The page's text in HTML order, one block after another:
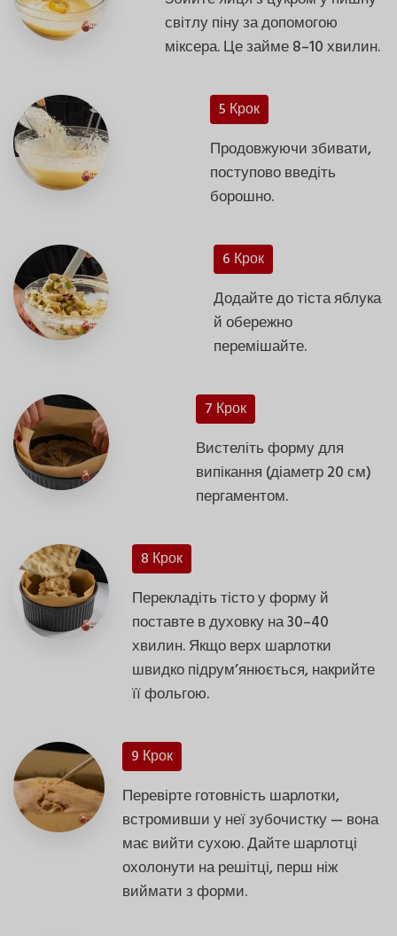
світлу піну за допомогою
міксера. Це займе 8–10 хвилин.
5 Крок
Продовжуючи збивати,
поступово введіть
борошно.
6 Крок
Додайте до тіста яблука
й обережно
перемішайте.
7 Крок
Вистеліть форму для
випікання (діаметр 20 см)
пергаментом.
8 Крок
Перекладіть тісто у форму й
поставте в духовку на 30–40
хвилин. Якщо верх шарлотки
швидко підрум’янюється, накрийте
її фольгою.
9 Крок
Перевірте готовність шарлотки,
встромивши у неї зубочистку — вона
має вийти сухою. Дайте шарлотці
охолонути на решітці, перш ніж
виймати з форми.